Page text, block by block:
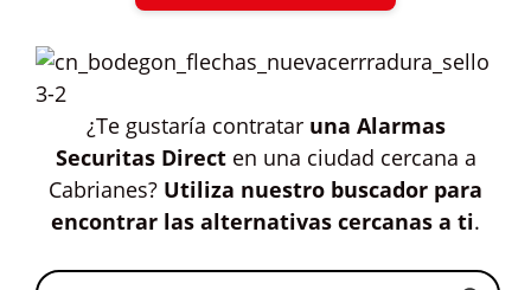
¿Te gustaría contratar una Alarmas
Securitas Directen una ciudad cercana a
Cabrianes? Utiliza nuestro buscador para
encontrar las alternativas cercanas a ti.